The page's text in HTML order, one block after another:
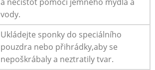
vody.
Ukládejte sponky do speciálního ​
pouzdra nebo přihrádky,aby se
nepoškrábaly ‌a neztratily tvar.